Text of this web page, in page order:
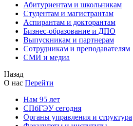
Абитуриентам и школьникам
Студентам и магистрантам
Аспирантам и докторантам
Бизнес-образование и ДПО
Выпускникам и партнерам
Сотрудникам и преподавателям
СМИ и медиа
Назад
О нас Перейти
Нам 95 лет
СПбГЭУ сегодня
Органы управления и структура